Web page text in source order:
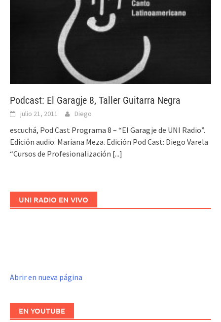
Podcast: El Garagje 8, Taller Guitarra Negra
julio 21, 2011 Diego
escuchá, Pod Cast Programa 8 – “El Garagje de UNI Radio”.
Edición audio: Mariana Meza. Edición Pod Cast: Diego Varela
“Cursos de Profesionalización [...]
UNI RADIO EN VIVO
Abrir en nueva página
EN YOUTUBE